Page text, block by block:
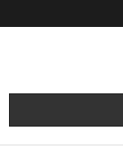
Accueil